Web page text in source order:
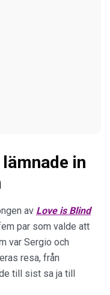
in
av Love is Blind
par som valde att
var Sergio och
resa, från
till sist sa ja till